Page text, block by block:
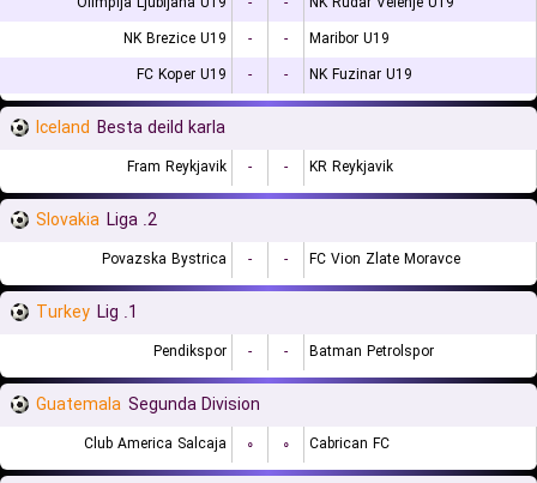
NK Brezice U19
- -
Maribor U19
FC Koper U19
- - NK Fuzinar U19
Iceland Besta deild karla
Fram Reykjavik - - KR Reykjavik
Slovakia 2. Liga
Povazska Bystrica - - FC Vion Zlate Moravce
Turkey 1. Lig
Pendikspor - - Batman Petrolspor
Guatemala Segunda Division
Club America Salcaja ۰ ۰ Cabrican FC